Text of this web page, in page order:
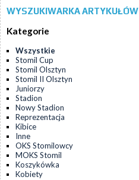
WYSZUKIWARKA ARTYKUŁÓW
Kategorie
Wszystkie
Stomil Cup
Stomil Olsztyn
Stomil II Olsztyn
Juniorzy
Stadion
Nowy Stadion
Reprezentacja
Kibice
Inne
OKS Stomilowcy
MOKS Stomil
Koszykówka
Kobiety